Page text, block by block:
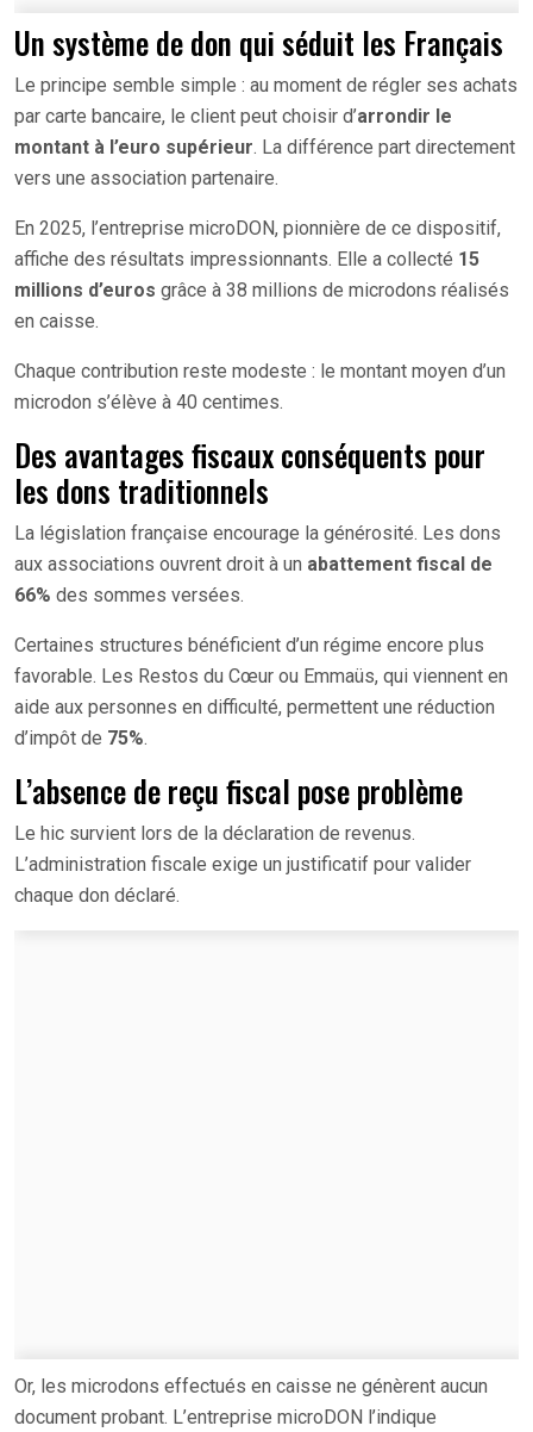
Un système de don qui séduit les Français
Le principe semble simple : au moment de régler ses achats
par carte bancaire, le client peut choisir d’arrondir le
montant à l’euro supérieur. La différence part directement
vers une association partenaire.
En 2025, l’entreprise microDON, pionnière de ce dispositif,
affiche des résultats impressionnants. Elle a collecté 15
millions d’euros grâce à 38 millions de microdons réalisés
en caisse.
Chaque contribution reste modeste : le montant moyen d’un
microdon s’élève à 40 centimes.
Des avantages fiscaux conséquents pour
les dons traditionnels
La législation française encourage la générosité. Les dons
aux associations ouvrent droit à un abattement fiscal de
66% des sommes versées.
Certaines structures bénéficient d’un régime encore plus
favorable. Les Restos du Cœur ou Emmaüs, qui viennent en
aide aux personnes en difficulté, permettent une réduction
d’impôt de 75%.
L’absence de reçu fiscal pose problème
Le hic survient lors de la déclaration de revenus.
L’administration fiscale exige un justificatif pour valider
chaque don déclaré.
Or, les microdons effectués en caisse ne génèrent aucun
document probant. L’entreprise microDON l’indique